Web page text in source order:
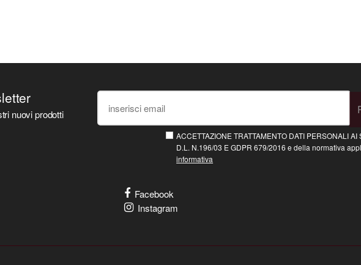
nuovi prodotti
ACCETTAZIONE TRATTAMENTO DATI PERSONALI AI
D.L. N.196/03 E GDPR 679/2016 e della normativa
informativa
Facebook
Instagram